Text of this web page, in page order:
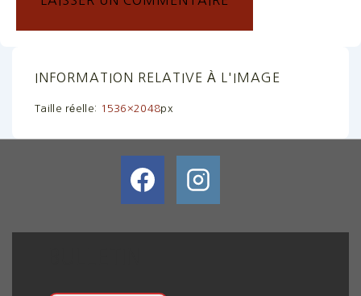
INFORMATION RELATIVE À L'IMAGE
Taille réelle: 1536×2048px